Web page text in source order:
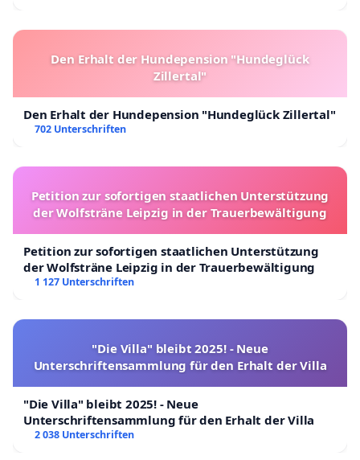
Den Erhalt der Hundepension "Hundeglück
Zillertal"
Den Erhalt der Hundepension "Hundeglück Zillertal"
702 Unterschriften
Petition zur sofortigen staatlichen Unterstützung
der Wolfsträne Leipzig in der Trauerbewältigung
Petition zur sofortigen staatlichen Unterstützung
der Wolfsträne Leipzig in der Trauerbewältigung
1 127 Unterschriften
"Die Villa" bleibt 2025! - Neue
Unterschriftensammlung für den Erhalt der Villa
"Die Villa" bleibt 2025! - Neue
Unterschriftensammlung für den Erhalt der Villa
2 038 Unterschriften